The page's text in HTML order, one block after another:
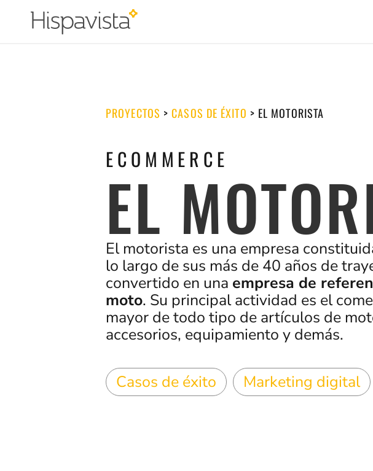
PROYECTOS >CASOS DE ÉXITO > EL MOTORISTA
ECOMMERCE
EL
El motorista es una empresa
lo largo de sus más de 40 años de
convertido en una empresa de
moto. Su principal actividad es el
mayor de todo tipo de artículos de
accesorios, equipamiento y demás.
Casos de éxito Marketing digital